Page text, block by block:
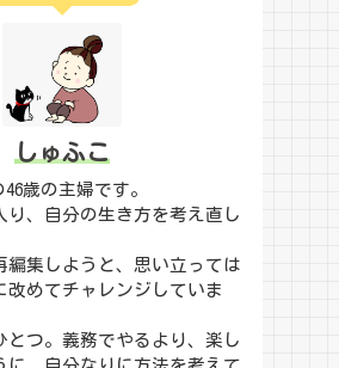
しゅふこ
歳の主婦です。
り、自分の生き方を考え直し
編集しようと、思い立っては
改めてチャレンジしていま
とつ。義務でやるより、楽し